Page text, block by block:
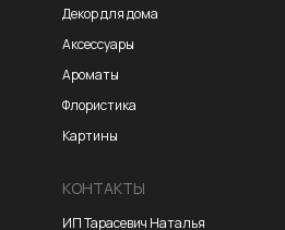
Декор для дома
Аксессуары
Ароматы
Флористика
Картины
КОНТАКТЫ
ИП Тарасевич Наталья